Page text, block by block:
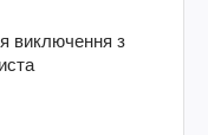
виключення з